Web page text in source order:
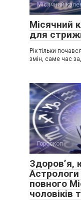
Місячний
Місячний
для
Рік тільки
змін, саме час
Гороскоп
Здоров’я,
повного
чоловіків